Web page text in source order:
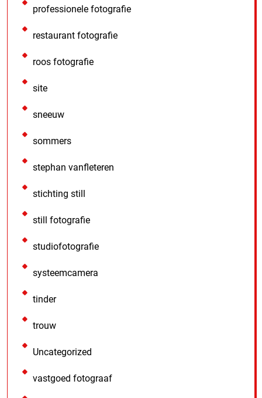
professionele fotografie
restaurant fotografie
roos fotografie
site
sneeuw
sommers
stephan vanfleteren
stichting still
still fotografie
studiofotografie
systeemcamera
tinder
trouw
Uncategorized
vastgoed fotograaf